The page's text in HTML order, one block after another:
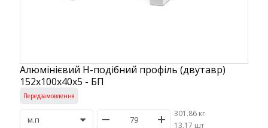
Алюмінієвий H-подібний профіль (двутавр)
152x100x40x5 - БП
Передзамовлення
301.86 кг
/13.17 шт